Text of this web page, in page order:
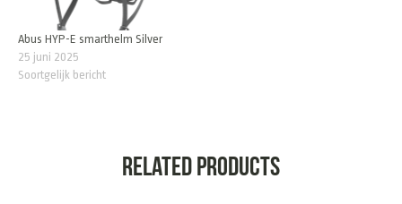
Abus HYP-E smarthelm Silver
25 juni 2025
Soortgelijk bericht
Related products